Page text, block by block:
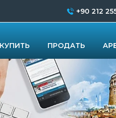
+90 212
КУПИТЬ ПРОДАТЬ